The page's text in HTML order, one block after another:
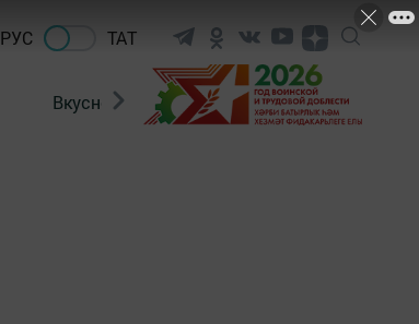
РУС ТАТ
Вкусности Фотогалерея